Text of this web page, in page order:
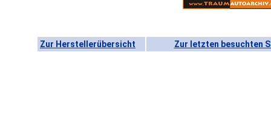
Zur Herstellerübersicht Zur letzten besuchten